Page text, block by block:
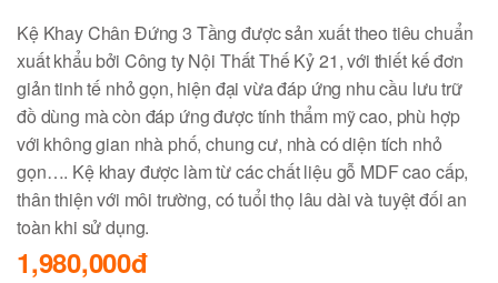
Kệ Khay Chân Đứng 3 Tầng được sản xuất theo tiêu chuẩn
xuất khẩu bởi Công ty Nội Thất Thế Kỷ 21, với thiết kế đơn
giản tinh tế nhỏ gọn, hiện đại vừa đáp ứng nhu cầu lưu trữ
đồ dùng mà còn đáp ứng được tính thẩm mỹ cao, phù hợp
với không gian nhà phố, chung cư, nhà có diện tích nhỏ
gọn…. Kệ khay được làm từ các chất liệu gỗ MDF cao cấp,
thân thiện với môi trường, có tuổi thọ lâu dài và tuyệt đối an
toàn khi sử dụng.
1,980,000đ